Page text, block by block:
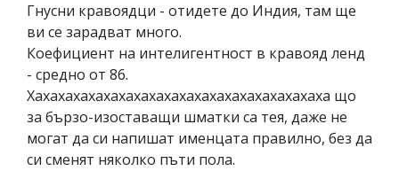
Гнусни кравоядци - отидете до Индия, там ще
ви се зарадват много.
Коефициент на интелигентност в кравояд ленд
- средно от 86.
Хахахахахахахахахахахахахахахахахахахаха що
за бързо-изоставащи шматки са тея, даже не
могат да си напишат именцата правилно, без да
си сменят няколко пъти пола.